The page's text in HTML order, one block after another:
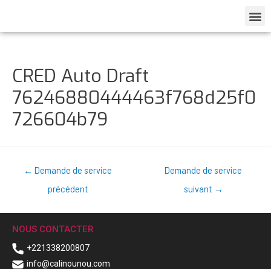
CRED Auto Draft
76246880444463f768d25f0
726604b79
← Demande de service
précédent
Demande de service
suivant →
NOUS CONTACTER
+221338200807
info@calinounou.com